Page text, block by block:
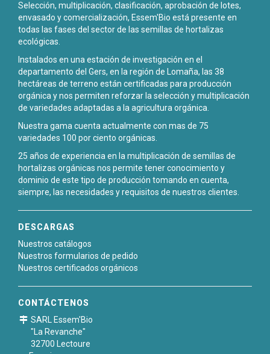
Selección, multiplicación, clasificación, aprobación de lotes,
envasado y comercialización, Essem'Bio está presente en
todas las fases del sector de las semillas de hortalizas
ecológicas.
Instalados en una estación de investigación en el
departamento del Gers, en la región de Lomaña, las 38
hectáreas de terreno están certificadas para producción
orgánica y nos permiten reforzar la selección y multiplicación
de variedades adaptadas a la agricultura orgánica.
Nuestra gama cuenta actualmente con mas de 75
variedades 100 por ciento orgánicas.
25 años de experiencia en la multiplicación de semillas de
hortalizas orgánicas nos permite tener conocimiento y
dominio de este tipo de producción tomando en cuenta,
siempre, las necesidades y requisitos de nuestros clientes.
DESCARGAS
Nuestros catálogos
Nuestros formularios de pedido
Nuestros certificados orgánicos
CONTÁCTENOS
SARL Essem'Bio
"La Revanche"
32700 Lectoure